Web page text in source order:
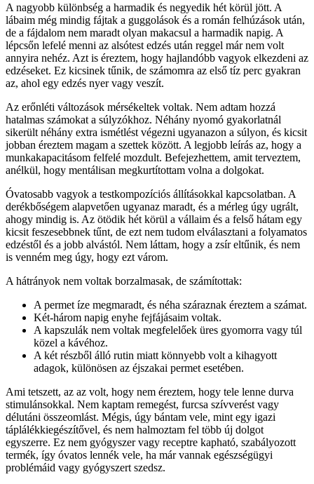
A nagyobb különbség a harmadik és negyedik hét körül jött. A
lábaim még mindig fájtak a guggolások és a román felhúzások után,
de a fájdalom nem maradt olyan makacsul a harmadik napig. A
lépcsőn lefelé menni az alsótest edzés után reggel már nem volt
annyira nehéz. Azt is éreztem, hogy hajlandóbb vagyok elkezdeni az
edzéseket. Ez kicsinek tűnik, de számomra az első tíz perc gyakran
az, ahol egy edzés nyer vagy veszít.
Az erőnléti változások mérsékeltek voltak. Nem adtam hozzá
hatalmas számokat a súlyzókhoz. Néhány nyomó gyakorlatnál
sikerült néhány extra ismétlést végezni ugyanazon a súlyon, és kicsit
jobban éreztem magam a szettek között. A legjobb leírás az, hogy a
munkakapacitásom felfelé mozdult. Befejezhettem, amit terveztem,
anélkül, hogy mentálisan megkurtítottam volna a dolgokat.
Óvatosabb vagyok a testkompozíciós állításokkal kapcsolatban. A
derékbőségem alapvetően ugyanaz maradt, és a mérleg úgy ugrált,
ahogy mindig is. Az ötödik hét körül a vállaim és a felső hátam egy
kicsit feszesebbnek tűnt, de ezt nem tudom elválasztani a folyamatos
edzéstől és a jobb alvástól. Nem láttam, hogy a zsír eltűnik, és nem
is venném meg úgy, hogy ezt várom.
A hátrányok nem voltak borzalmasak, de számítottak:
A permet íze megmaradt, és néha száraznak éreztem a számat.
Két-három napig enyhe fejfájásaim voltak.
A kapszulák nem voltak megfelelőek üres gyomorra vagy túl
közel a kávéhoz.
A két részből álló rutin miatt könnyebb volt a kihagyott
adagok, különösen az éjszakai permet esetében.
Ami tetszett, az az volt, hogy nem éreztem, hogy tele lenne durva
stimulánsokkal. Nem kaptam remegést, furcsa szívverést vagy
délutáni összeomlást. Mégis, úgy bántam vele, mint egy igazi
táplálékkiegészítővel, és nem halmoztam fel több új dolgot
egyszerre. Ez nem gyógyszer vagy receptre kapható, szabályozott
termék, így óvatos lennék vele, ha már vannak egészségügyi
problémáid vagy gyógyszert szedsz.